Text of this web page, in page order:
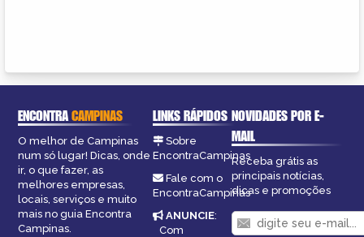
ENCONTRACAMPINAS
O melhor de Campinas
num só lugar! Dicas, onde
ir, o que fazer, as
melhores empresas,
locais, serviços e muito
mais no guia Encontra
Campinas.
LINKS RÁPIDOS
Sobre
EncontraCampinas
Fale com o
EncontraCampinas
ANUNCIE:
Com
NOVIDADES POR E-
MAIL
Receba grátis as
principais notícias,
dicas e promoções